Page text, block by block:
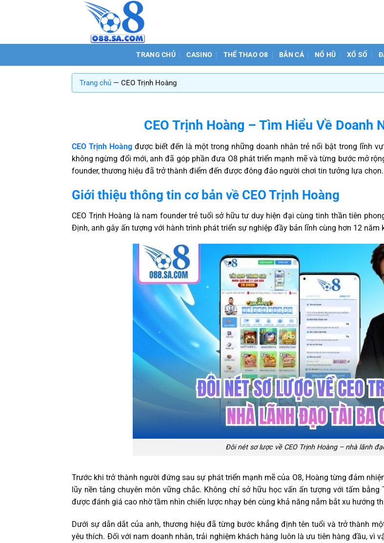
dung
TRANG CHỦ CASINO THỂ THAO O8 BẮN CÁ NỔ HŨ XỔ SỐ
Trang chủ — CEO Trịnh Hoàng
CEO Trịnh Hoàng – Tìm Hiểu Về Doanh
CEO Trịnh Hoàng được biết đến là một trong những doanh nhân trẻ nổi bật trong lĩnh
không ngừng đổi mới, anh đã góp phần đưa O8 phát triển mạnh mẽ và từng bước mở
founder, thương hiệu đã trở thành điểm đến được đông đảo người chơi tin tưởng lựa chọn.
Giới thiệu thông tin cơ bản về CEO Trịnh Hoàng
CEO Trịnh Hoàng là nam founder trẻ tuổi sở hữu tư duy hiện đại cùng tinh thần tiên
Định, anh gây ấn tượng với hành trình phát triển sự nghiệp đầy bản lĩnh cùng hơn 12
Đôi nét sơ lược về CEO Trịnh Hoàng – nhà lãnh
Trước khi trở thành người đứng sau sự phát triển mạnh mẽ của O8, Hoàng từng đảm
lũy nền tảng chuyên môn vững chắc. Không chỉ sở hữu học vấn ấn tượng với tấm
được đánh giá cao nhờ tầm nhìn chiến lược nhạy bén cùng khả năng nắm bắt xu hướng
Dưới sự dẫn dắt của anh, thương hiệu đã từng bước khẳng định tên tuổi và trở thành
yêu thích. Đối với nam doanh nhân, trải nghiệm khách hàng luôn là ưu tiên hàng đầu, vì